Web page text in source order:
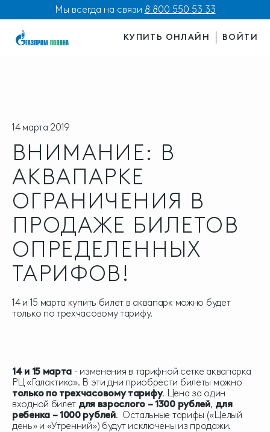
Мы всегда на связи 8 800 550 53 33
КУПИТЬ ОНЛАЙН ВОЙТИ
14 марта 2019
ВНИМАНИЕ: В
АКВАПАРКЕ
ОГРАНИЧЕНИЯ В
ПРОДАЖЕ БИЛЕТОВ
ОПРЕДЕЛЕННЫХ
ТАРИФОВ!
14 и 15 марта купить билет в аквапарк можно будет
только по трехчасовому тарифу.
14 и 15 марта - изменения в тарифной сетке аквапарка
РЦ «Галактика». В эти дни приобрести билеты можно
только по трехчасовому тарифу. Цена за один
входной билет для взрослого – 1300 рублей, для
ребенка – 1000 рублей. Остальные тарифы («Целый
день» и «Утренний») будут исключены из продажи.